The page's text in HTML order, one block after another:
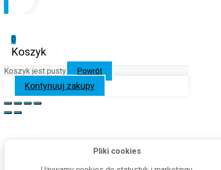
Pliki cookies
0
Koszyk
Koszyk jest pusty Powrót
Kontynuuj zakupy